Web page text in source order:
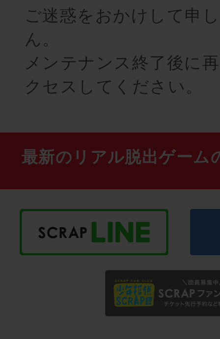
ご迷惑をおかけして申
ん。
メンテナンス終了後に
クセスしてください。
最新のリアル脱出ゲーム